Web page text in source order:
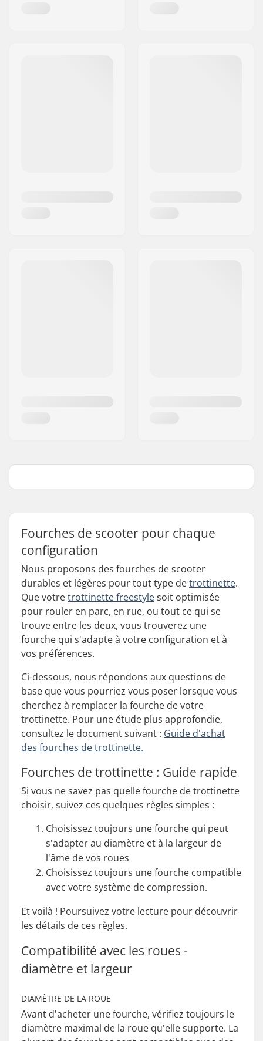
Fourches de scooter pour chaque
configuration
Nous proposons des fourches de scooter
durables et légères pour tout type detrottinette.
Que votretrottinette freestylesoit optimisée
pour rouler en parc, en rue, ou tout ce qui se
trouve entre les deux, vous trouverez une
fourche qui s'adapte à votre configuration et à
vos préférences.
Ci-dessous, nous répondons aux questions de
base que vous pourriez vous poser lorsque vous
cherchez à remplacer la fourche de votre
trottinette. Pour une étude plus approfondie,
consultez le document suivant : Guide d'achat
des fourches de trottinette.
Fourches de trottinette : Guide rapide
Si vous ne savez pas quelle fourche de trottinette
choisir, suivez ces quelques règles simples :
Choisissez toujours une fourche qui peut
s'adapter au diamètre et à la largeur de
l'âme de vos roues
Choisissez toujours une fourche compatible
avec votre système de compression.
Et voilà ! Poursuivez votre lecture pour découvrir
les détails de ces règles.
Compatibilité avec les roues -
diamètre et largeur
DIAMÈTRE DE LA ROUE
Avant d'acheter une fourche, vérifiez toujours le
diamètre maximal de la roue qu'elle supporte. La